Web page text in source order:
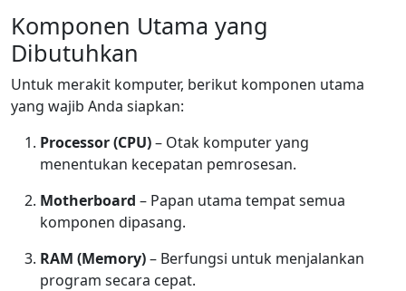
Komponen Utama yang
Dibutuhkan
Untuk merakit komputer, berikut komponen utama
yang wajib Anda siapkan:
Processor (CPU)– Otak komputer yang
menentukan kecepatan pemrosesan.
Motherboard – Papan utama tempat semua
komponen dipasang.
RAM (Memory)– Berfungsi untuk menjalankan
program secara cepat.